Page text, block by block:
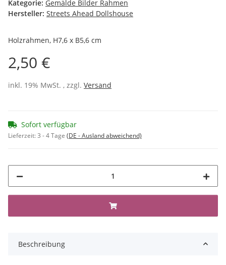
Kategorie: Gemälde Bilder Rahmen
Hersteller: Streets Ahead Dollshouse
Holzrahmen, H7,6 x B5,6 cm
2,50 €
inkl. 19% MwSt. , zzgl. Versand
Sofort verfügbar
Lieferzeit:3 - 4 Tage (DE - Ausland abweichend)
Beschreibung